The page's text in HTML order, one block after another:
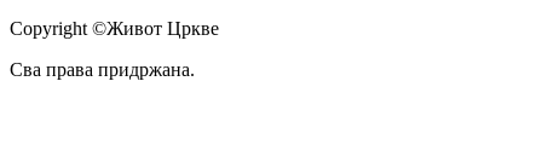
Copyright ©Живот Цркве
Сва права придржана.